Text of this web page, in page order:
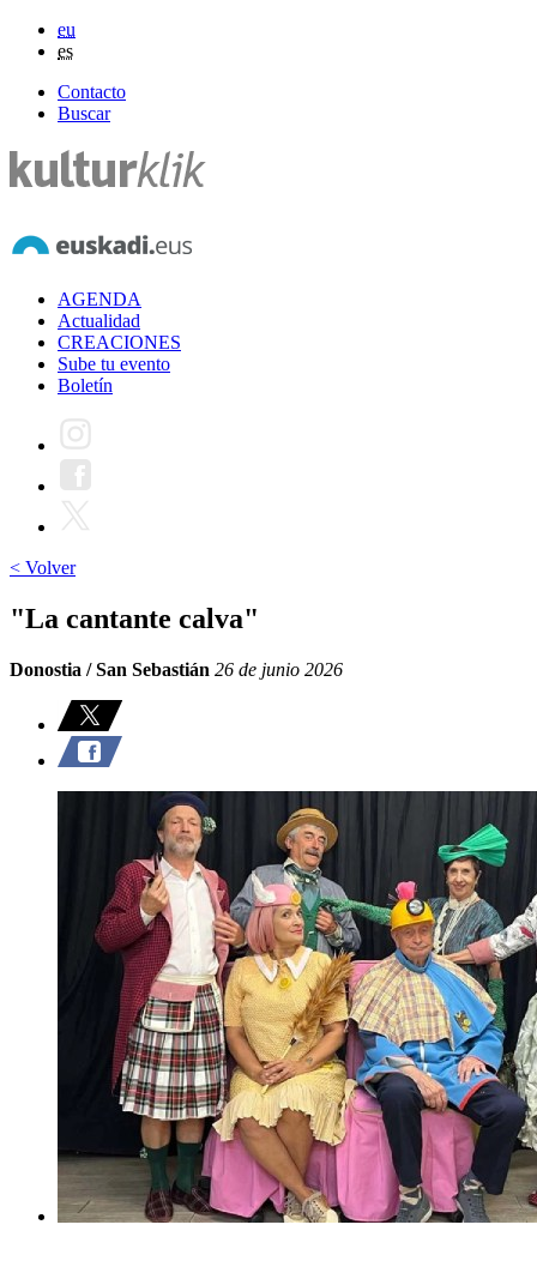
eu
es
Contacto
Buscar
AGENDA
Actualidad
CREACIONES
Sube tu evento
Boletín
< Volver
"La cantante calva"
Donostia / San Sebastián 26 de junio 2026